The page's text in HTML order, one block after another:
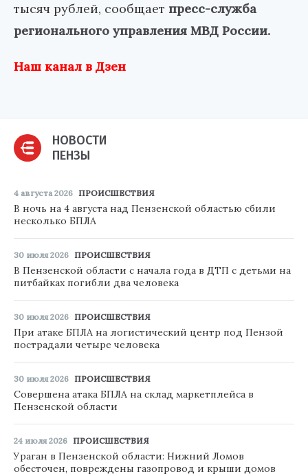
тысяч рублей, сообщает пресс-служба
регионального управления МВД России.
Наш канал в Дзен
НОВОСТИ
ПЕНЗЫ
4 августа 2026 ПРОИСШЕСТВИЯ
В ночь на 4 августа над Пензенской областью сбили
несколько БПЛА
30 июля 2026 ПРОИСШЕСТВИЯ
В Пензенской области с начала года в ДТП с детьми на
питбайках погибли два человека
30 июля 2026 ПРОИСШЕСТВИЯ
При атаке БПЛА на логистический центр под Пензой
пострадали четыре человека
30 июля 2026 ПРОИСШЕСТВИЯ
Совершена атака БПЛА на склад маркетплейса в
Пензенской области
24 июля 2026 ПРОИСШЕСТВИЯ
Ураган в Пензенской области: Нижний Ломов
обесточен, повреждены газопровод и крыши домов